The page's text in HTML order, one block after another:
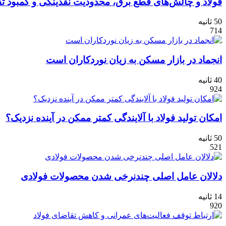
50 ثانیه
714
انجماد در بازار مسکن به زیان نوردکاران است
40 ثانیه
924
امکان تولید فولاد با آلایندگی کمتر ممکن در آینده نزدیک؟
50 ثانیه
521
دلالان عامل اصلی چندنرخی شدن محصولات فولادی
14 ثانیه
920